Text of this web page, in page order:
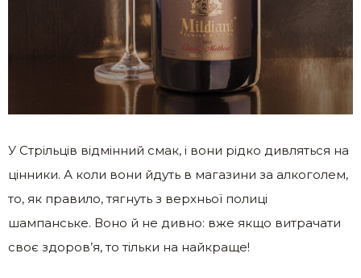
У Стрільців відмінний смак, і вони рідко дивляться на
цінники. А коли вони йдуть в магазини за алкоголем,
то, як правило, тягнуть з верхньої полиці
шампанське. Воно й не дивно: вже якщо витрачати
своє здоров’я, то тільки на найкраще!